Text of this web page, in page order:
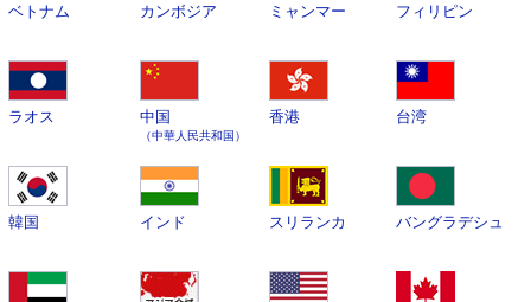
ベトナム カンボジア ミャンマー フィリピン
ラオス 中国
（中華人民共和国）
香港 台湾
韓国 インド スリランカ バングラデシュ